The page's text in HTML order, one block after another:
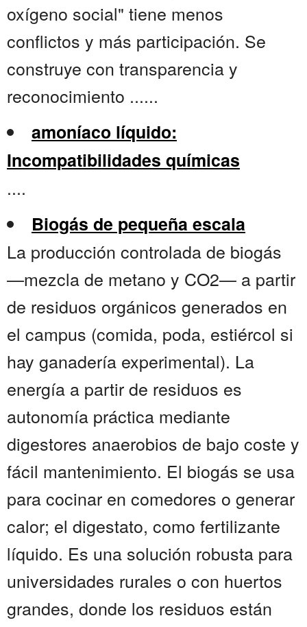
oxígeno social" tiene menos
conflictos y más participación. Se
construye con transparencia y
reconocimiento ......
amoníaco líquido:
Incompatibilidades químicas
....
Biogás de pequeña escala
La producción controlada de biogás
—mezcla de metano y CO2— a partir
de residuos orgánicos generados en
el campus (comida, poda, estiércol si
hay ganadería experimental). La
energía a partir de residuos es
autonomía práctica mediante
digestores anaerobios de bajo coste y
fácil mantenimiento. El biogás se usa
para cocinar en comedores o generar
calor; el digestato, como fertilizante
líquido. Es una solución robusta para
universidades rurales o con huertos
grandes, donde los residuos están